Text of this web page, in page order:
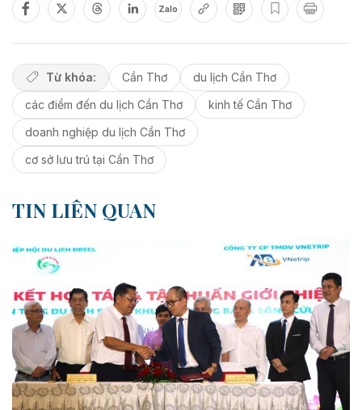
Zalo
Từ khóa: Cần Thơ
du lịch Cần Thơ
các điểm đến du lịch Cần Thơ
kinh tế Cần Thơ
doanh nghiệp du lịch Cần Thơ
cơ sở lưu trú tại Cần Thơ
TIN LIÊN QUAN